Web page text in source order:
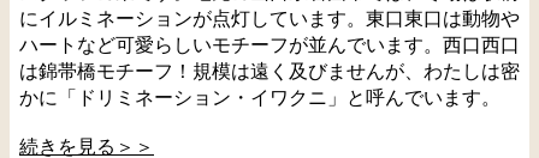
にイルミネーションが点灯しています。東口東口は動物や
ハートなど可愛らしいモチーフが並んでいます。西口西口
は錦帯橋モチーフ！規模は遠く及びませんが、わたしは密
かに「ドリミネーション・イワクニ」と呼んでいます。
続きを見る＞＞